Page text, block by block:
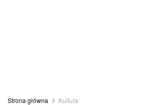
Strona główna Kultura